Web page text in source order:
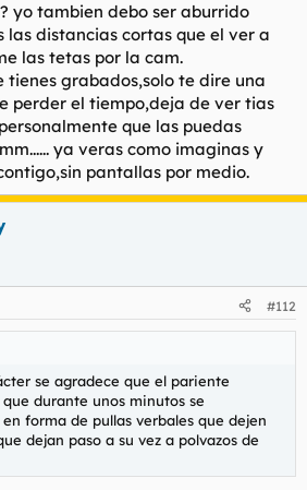
yo tambien debo ser aburrido
las distancias cortas que el ver a
las tetas por la cam.
tienes grabados,solo te dire una
perder el tiempo,deja de ver tias
que las puedas
ya veras como imaginas y
pantallas por medio.
#112
se agradece que el pariente
durante unos minutos se
forma de pullas verbales que dejen
dejan paso a su vez a polvazos de